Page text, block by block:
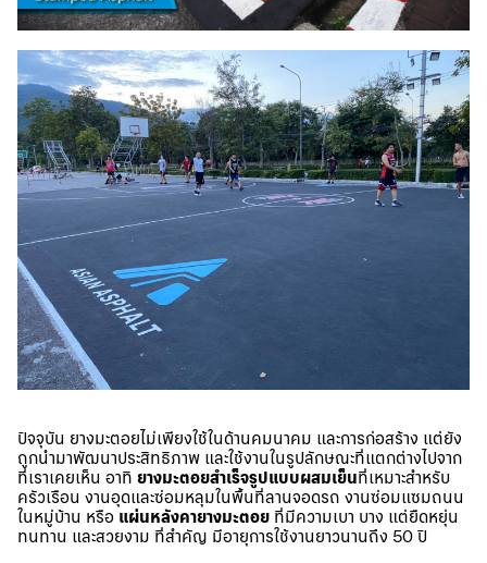
ปัจจุบัน ยางมะตอยไม่เพียงใช้ในด้านคมนาคม และการก่อสร้าง แต่ยัง
ถูกนำมาพัฒนาประสิทธิภาพ และใช้งานในรูปลักษณะที่แตกต่างไปจาก
ที่เราเคยเห็น อาทิ ยางมะตอยสำเร็จรูปแบบผสมเย็นที่เหมาะสำหรับ
ครัวเรือน งานอุดและซ่อมหลุมในพื้นที่ลานจอดรถ งานซ่อมแซมถนน
ในหมู่บ้าน หรือ แผ่นหลังคายางมะตอย ที่มีความเบา บาง แต่ยืดหยุ่น
ทนทาน และสวยงาม ที่สำคัญ มีอายุการใช้งานยาวนานถึง 50 ปี